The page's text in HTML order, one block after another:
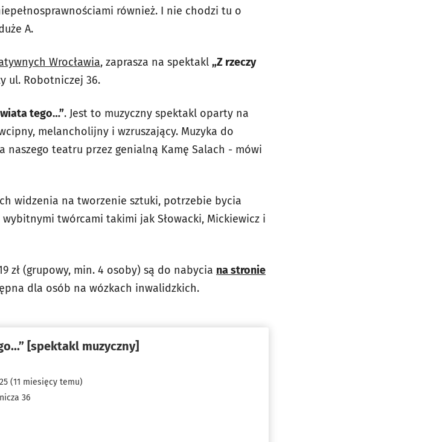
również. I nie chodzi tu o
A.
Wrocławia, zaprasza na spektakl „Z rzeczy
ul. Robotniczej 36.
tego…”. Jest to muzyczny spektakl oparty na
melancholijny i wzruszający. Muzyka do
teatru przez genialną Kamę Salach - mówi
widzenia na tworzenie sztuki, potrzebie bycia
twórcami takimi jak Słowacki, Mickiewicz і
zł (grupowy, min. 4 osoby) są do nabycia na stronie
dla osób na wózkach inwalidzkich.
[spektakl muzyczny]
(11 miesięcy temu)
36